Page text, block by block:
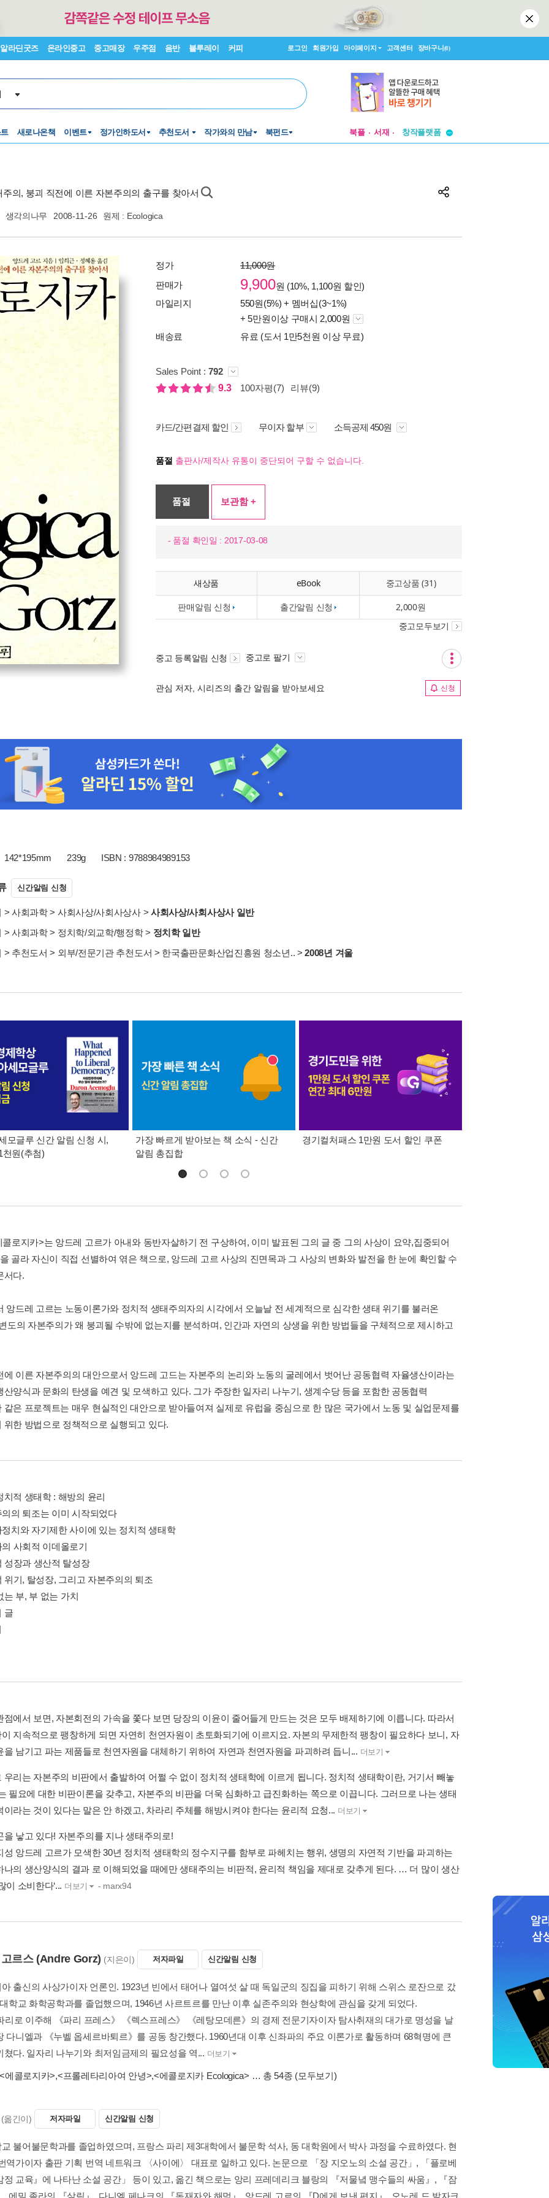
알라딘굿즈 온라인중고 중고매장 우주점 음반 블루레이 커피 로그인 회원가입 마이페이지 고객센터 장바구니(0)
새로나온책 이벤트 정가인하도서 추천도서 작가와의 만남 북펀드 북플 서재
창작플랫폼
투비컨티뉴드
주의, 붕괴 직전에 이른 자본주의의 출구를 찾아서
생각의나무 2008-11-26 원제 : Ecologica
정가
11,000원
판매가
9,900원 (10%, 1,100원 할인)
마일리지
550원(5%) + 멤버십(3~1%)
+ 5만원이상 구매시 2,000원
배송료
유료 (도서 1만5천원 이상 무료)
Sales Point : 792
9.3
100자평(7) 리뷰(9)
카드/간편결제 할인 무이자 할부 소득공제 450원
품절 출판사/제작사 유통이 중단되어 구할 수 없습니다.
품절 보관함 +
- 품절 확인일 : 2017-03-08
새상품 eBook 중고상품 (31)
판매알림 신청 출간알림 신청 2,000원
중고모두보기
중고 등록알림 신청 중고로 팔기
관심 저자, 시리즈의 출간 알림을 받아보세요 신청
142*195mm 239g ISBN : 9788984989153
신간알림 신청
> 사회과학> 사회사상/사회사상사> 사회사상/사회사상사 일반
> 사회과학> 정치학/외교학/행정학> 정치학 일반
> 추천도서 > 외부/전문기관 추천도서 > 한국출판문화산업진흥원 청소년.. >2008년 겨울
모글루 신간 알림 신청 시,
천원(추첨)
가장 빠르게 받아보는 책 소식 - 신간
알림 총집합
경기컬처패스 1만원 도서 할인 쿠폰
콜로지카>는 앙드레 고르가 아내와 동반자살하기 전 구상하여, 이미 발표된 그의 글 중 그의 사상이 요약,집중되어
골라 자신이 직접 선별하여 엮은 책으로, 앙드레 고르 사상의 진면목과 그 사상의 변화와 발전을 한 눈에 확인할 수
서다.
앙드레 고르는 노동이론가와 정치적 생태주의자의 시각에서 오늘날 전 세계적으로 심각한 생태 위기를 불러온
변도의 자본주의가 왜 붕괴될 수밖에 없는지를 분석하며, 인간과 자연의 상생을 위한 방법들을 구체적으로 제시하고
에 이른 자본주의의 대안으로서 앙드레 고드는 자본주의 논리와 노동의 굴레에서 벗어난 공동협력 자율생산이라는
산양식과 문화의 탄생을 예견 및 모색하고 있다. 그가 주장한 일자리 나누기, 생계수당 등을 포함한 공동협력
같은 프로젝트는 매우 현실적인 대안으로 받아들여져 실제로 유럽을 중심으로 한 많은 국가에서 노동 및 실업문제를
위한 방법으로 정책적으로 실행되고 있다.
치적 생태학 : 해방의 윤리
의 퇴조는 이미 시작되었다
치와 자기제한 사이에 있는 정치적 생태학
사회적 이데올로기
성장과 생산적 탈성장
위기, 탈성장, 그리고 자본주의의 퇴조
는 부, 부 없는 가치
글
점에서 보면, 자본회전의 가속을 쫓다 보면 당장의 이윤이 줄어들게 만드는 것은 모두 배제하기에 이릅니다. 따라서
지속적으로 팽창하게 되면 자연히 천연자원이 초토화되기에 이르지요. 자본의 무제한적 팽창이 필요하다 보니, 자
을 남기고 파는 제품들로 천연자원을 대체하기 위하여 자연과 천연자원을 파괴하려 듭니... 더보기
우리는 자본주의 비판에서 출발하여 어쩔 수 없이 정치적 생태학에 이르게 됩니다. 정치적 생태학이란, 거기서 빼놓
필요에 대한 비판이론을 갖추고, 자본주의 비판을 더욱 심화하고 급진화하는 쪽으로 이끕니다. 그러므로 나는 생태
이라는 것이 있다는 말은 안 하겠고, 차라리 주체를 해방시켜야 한다는 윤리적 요청... 더보기
을 낳고 있다! 자본주의를 지나 생태주의로!
성 앙드레 고르가 모색한 30년 정치적 생태학의 정수지구를 함부로 파헤치는 행위, 생명의 자연적 기반을 파괴하는
나의 생산양식의 결과 로 이해되었을 때에만 생태주의는 비판적, 윤리적 책임을 제대로 갖추게 된다. … 더 많이 생산
이 소비한다‘... 더보기 - marx94
르스(Andre Gorz) (지은이) 저자파일 신간알림 신청
출신의 사상가이자 언론인. 1923년 빈에서 태어나 열여섯 살 때 독일군의 징집을 피하기 위해 스위스 로잔으로 갔
학교 화학공학과를 졸업했으며, 1946년 사르트르를 만난 이후 실존주의와 현상학에 관심을 갖게 되었다.
리로 이주해 《파리 프레스》 《렉스프레스》 《레탕모데른》의 경제 전문기자이자 탐사취재의 대가로 명성을 날
다니엘과 《누벨 옵세르바퇴르》를 공동 창간했다. 1960년대 이후 신좌파의 주요 이론가로 활동하며 68혁명에 큰
쳤다. 일자리 나누기와 최저임금제의 필요성을 역... 더보기
<에콜로지카>,<프롤레타리아여 안녕>,<에콜로지카 Ecologica> … 총 54종 (모두보기)
(옮긴이) 저자파일 신간알림 신청
불어불문학과를 졸업하였으며, 프랑스 파리 제3대학에서 불문학 석사, 동 대학원에서 박사 과정을 수료하였다. 현
역가이자 출판 기획 번역 네트워크 〈사이에〉 대표로 일하고 있다. 논문으로 「장 지오노의 소설 공간」, 「플로베
정 교육』에 나타난 소설 공간」 등이 있고, 옮긴 책으로는 앙리 프레데리크 블랑의 『저물녘 맹수들의 싸움』, 『잠
, 에밀 졸라의 『살림』, 다니엘 페나크의 『독재자와 해먹』, 앙드레 고르의 『D에게 보낸 편지』, 오노레 드 발자크